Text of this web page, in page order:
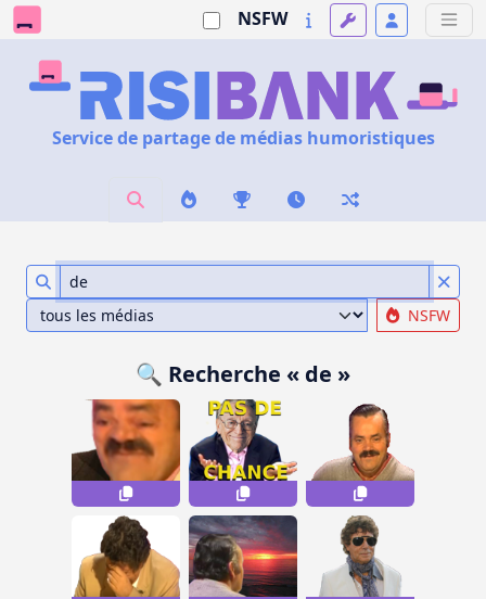
NSFW
Service de partage de médias humoristiques
NSFW
🔍 Recherche « de »